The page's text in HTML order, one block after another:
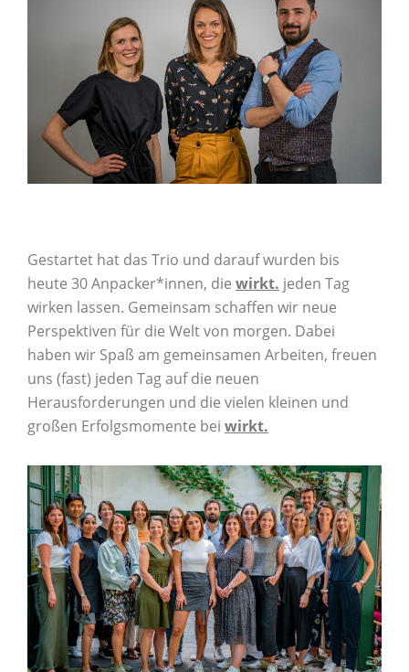
Gestartet hat das Trio und darauf wurden bis
heute 30 Anpacker*innen, die wirkt. jeden Tag
wirken lassen. Gemeinsam schaffen wir neue
Perspektiven für die Welt von morgen. Dabei
haben wir Spaß am gemeinsamen Arbeiten, freuen
uns (fast) jeden Tag auf die neuen
Herausforderungen und die vielen kleinen und
großen Erfolgsmomente bei wirkt.